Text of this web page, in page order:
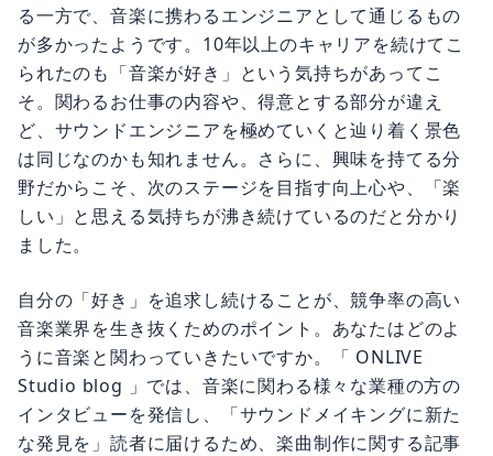
る一方で、音楽に携わるエンジニアとして通じるもの
が多かったようです。10年以上のキャリアを続けてこ
られたのも「音楽が好き」という気持ちがあってこ
そ。関わるお仕事の内容や、得意とする部分が違え
ど、サウンドエンジニアを極めていくと辿り着く景色
は同じなのかも知れません。さらに、興味を持てる分
野だからこそ、次のステージを目指す向上心や、「楽
しい」と思える気持ちが沸き続けているのだと分かり
ました。
自分の「好き」を追求し続けることが、競争率の高い
音楽業界を生き抜くためのポイント。あなたはどのよ
うに音楽と関わっていきたいですか。「 ONLIVE
Studio blog 」では、音楽に関わる様々な業種の方の
インタビューを発信し、「サウンドメイキングに新た
な発見を」読者に届けるため、楽曲制作に関する記事